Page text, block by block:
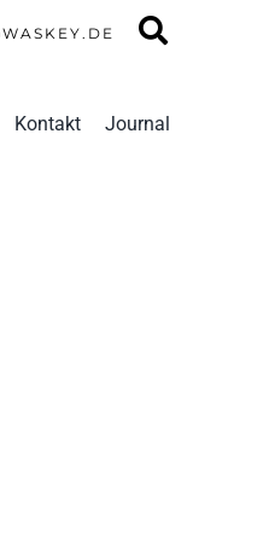
Kontakt Journal